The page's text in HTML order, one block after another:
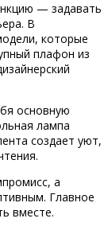
— задавать
В
которые
плафон из
основную
лампа
создает уют,
а
Главное
вместе.